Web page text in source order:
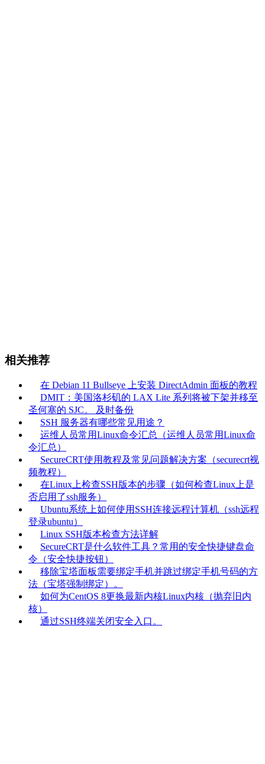
相关推荐
在 Debian 11 Bullseye 上安装 DirectAdmin 面板的教程
DMIT：美国洛杉矶的 LAX Lite 系列将被下架并移至
圣何塞的 SJC。 及时备份
SSH 服务器有哪些常见用途？
运维人员常用Linux命令汇总（运维人员常用Linux命
令汇总）
SecureCRT使用教程及常见问题解决方案（securecrt视
频教程）
在Linux上检查SSH版本的步骤（如何检查Linux上是
否启用了ssh服务）
Ubuntu系统上如何使用SSH连接远程计算机（ssh远程
登录ubuntu）
Linux SSH版本检查方法详解
SecureCRT是什么软件工具？常用的安全快捷键盘命
令（安全快捷按钮）
移除宝塔面板需要绑定手机并跳过绑定手机号码的方
法（宝塔强制绑定）。
如何为CentOS 8更换最新内核Linux内核（抛弃旧内
核）
通过SSH终端关闭安全入口。